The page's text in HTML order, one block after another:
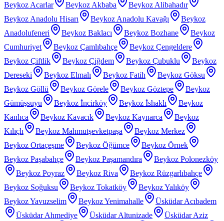
Beykoz Acarlar
Beykoz Akbaba
Beykoz Alibahadır
Beykoz Anadolu Hisarı
Beykoz Anadolu Kavağı
Beykoz
Anadolufeneri
Beykoz Baklacı Beykoz Bozhane
Beykoz
Cumhuriyet
Beykoz Çamlıbahçe
Beykoz Çengeldere
Beykoz Çiftlik
Beykoz Çiğdem Beykoz Çubuklu
Beykoz
Dereseki
Beykoz Elmalı Beykoz Fatih
Beykoz Göksu
Beykoz Göllü
Beykoz Görele Beykoz Göztepe
Beykoz
Gümüşsuyu
Beykoz İncirköy Beykoz İshaklı
Beykoz
Kanlıca
Beykoz Kavacık Beykoz Kaynarca
Beykoz
Kılıçlı
Beykoz Mahmutşevketpaşa
Beykoz Merkez
Beykoz Ortaçeşme
Beykoz Öğümce
Beykoz Örnek
Beykoz Paşabahçe
Beykoz Paşamandıra
Beykoz Polonezköy
Beykoz Poyraz
Beykoz Riva
Beykoz Rüzgarlıbahçe
Beykoz Soğuksu
Beykoz Tokatköy
Beykoz Yalıköy
Beykoz Yavuzselim
Beykoz Yenimahalle
Üsküdar Acıbadem
Üsküdar Ahmediye
Üsküdar Altunizade Üsküdar Aziz